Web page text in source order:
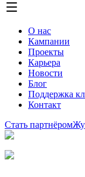
О нас
Кампании
Проекты
Карьера
Новости
Блог
Поддержка
Контакт
Стать партнёром